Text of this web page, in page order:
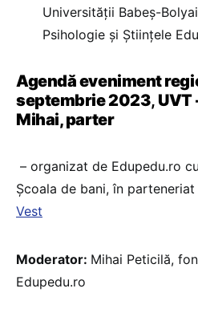
Universității Babeș-
Psihologie și Științele
Agendă eveniment
septembrie 2023, UVT
Mihai, parter
– organizat de Edupedu.ro
Școala de bani, în parteneriat
Vest
Moderator: Mihai Peticilă,
Edupedu.ro